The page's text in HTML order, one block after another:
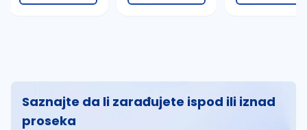
Saznajte da li zarađujete ispod ili iznad
proseka